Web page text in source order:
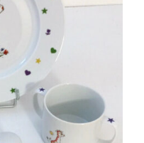
DÉTAILS